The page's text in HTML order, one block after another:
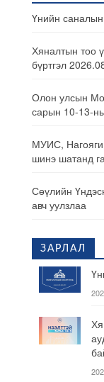
Үнийн
Хяналтын тоо
бүртгэл
Олон улсын
сарын 10-13-
МУИС,
шинэ шатанд
Сөүлийн
авч уулзлаа
ЗАРЛАЛ